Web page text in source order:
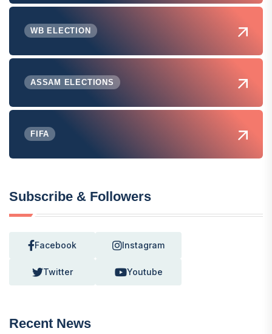
WB ELECTION
ASSAM ELECTIONS
FIFA
Subscribe & Followers
Facebook Instagram
Twitter Youtube
Recent News